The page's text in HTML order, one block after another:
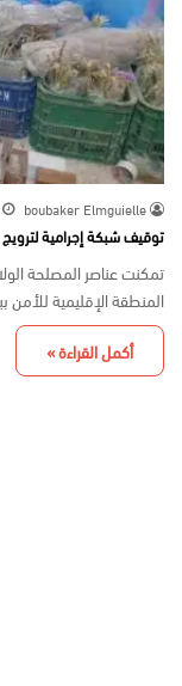
boubaker Elmguielle
توقيف شبكة إجرامية لترويج
تمكنت عناصر المصلحة
المنطقة الإقليمية
أكمل القراءة »